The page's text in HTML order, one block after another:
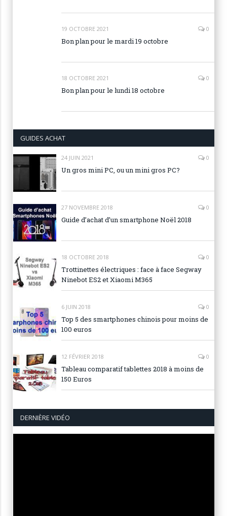
19 OCTOBRE 2021 0
Bon plan pour le mardi 19 octobre
18 OCTOBRE 2021 0
Bon plan pour le lundi 18 octobre
GUIDES ACHAT
24 JUIN 2021 0
Un gros mini PC, ou un mini gros PC?
27 NOVEMBRE 2018 0
Guide d’achat d’un smartphone Noël 2018
18 OCTOBRE 2018 0
Trottinettes électriques : face à face Segway
Ninebot ES2 et Xiaomi M365
6 JUIN 2018 0
Top 5 des smartphones chinois pour moins de
100 euros
12 FÉVRIER 2018 0
Tableau comparatif tablettes 2018 à moins de
150 Euros
DERNIÈRE VIDÉO